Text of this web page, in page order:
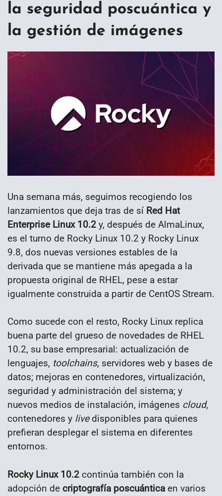
la seguridad poscuántica y
la gestión de imágenes
Una semana más, seguimos recogiendo los
lanzamientos que deja tras de sí Red Hat
Enterprise Linux 10.2 y, después de AlmaLinux,
es el turno de Rocky Linux 10.2 y Rocky Linux
9.8, dos nuevas versiones estables de la
derivada que se mantiene más apegada a la
propuesta original de RHEL, pese a estar
igualmente construida a partir de CentOS Stream.
Como sucede con el resto, Rocky Linux replica
buena parte del grueso de novedades de RHEL
10.2, su base empresarial: actualización de
lenguajes, toolchains, servidores web y bases de
datos; mejoras en contenedores, virtualización,
seguridad y administración del sistema; y
nuevos medios de instalación, imágenes cloud,
contenedores y livedisponibles para quienes
prefieran desplegar el sistema en diferentes
entornos.
Rocky Linux 10.2 continúa también con la
adopción de criptografía poscuántica en varios